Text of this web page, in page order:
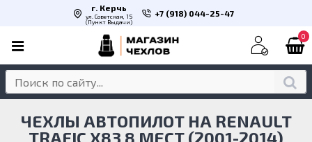
г. Керчь
ул. Советская, 15
(Пункт Выдачи)
+7 (918) 044-25-47
0
ЧЕХЛЫ АВТОПИЛОТ НА RENAULT
TRAFIC X83 8 МЕСТ (2001-2014)